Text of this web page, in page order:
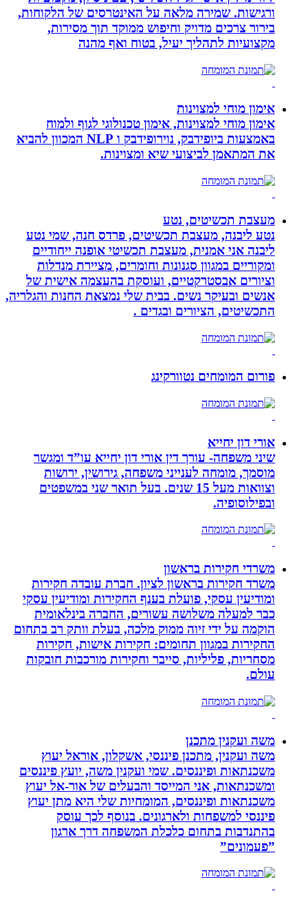
ורגישות. שמירה מלאה על האינטרסים של הלקוחות,
בירור צרכים מדויק וחיפוש ממוקד תוך מסירות,
מקצועיות לתהליך יעיל, בטוח ואף מהנה
אימון מוחי למצוינות
אימון מוחי למצוינות, אימון טכנולוגי לגוף ולמוח
באמצעות ביופידבק, נוירופידבק ו NLP המכוון להביא
את המתאמן לביצועי שיא ומצוינות.
מעצבת תכשיטים, נטע
נטע ליבנה, מעצבת תכשיטים, פרדס חנה, שמי נטע
ליבנה אני אמנית, מעצבת תכשיטי אופנה ייחודיים
ומקוריים במגוון סגנונות וחומרים, מציירת מנדלות
וציורים אבסטרקטיים, ועוסקת בהעצמה אישית של
אנשים ובעיקר נשים. בבית שלי נמצאת החנות והגלריה,
התכשיטים, הציורים ובגדים .
פורום המומחים נטוורקינג
אורי דון יחייא
שיני משפחה- עורך דין אורי דון יחייא עו”ד ומגשר
מוסמך, מומחה לענייני משפחה, גירושין, ירושות
וצוואות מעל 15 שנים. בעל תואר שני במשפטים
ובפילוסופיה.
משרדי חקירות בראשון
משרד חקירות בראשון לציון. חברת עובדה חקירות
ומודיעין עסקי, פועלת בענף החקירות ומודיעין עסקי
כבר למעלה משלושה עשורים, החברה בינלאומית
הוקמה על ידי זיוה ממוק מלכה, בעלת וותק רב בתחום
החקירות במגוון תחומים: חקירות אישות, חקירות
מסחריות, פליליות, סייבר וחקירות מורכבות חובקות
עולם.
משה ועקנין מתכנן
משה ועקנין, מתכנן פיננסי, אשקלון, אוראל יעוץ
משכנתאות ופיננסים. שמי ועקנין משה, יועץ פיננסים
ומשכנתאות, אני המייסד והבעלים של אור-אל יעוץ
משכנתאות ופיננסים, המומחיות שלי היא מתן יעוץ
פיננסי למשפחות ולארגונים. בנוסף לכך עוסק
בהתנדבות בתחום כלכלת המשפחה דרך ארגון
”פעמונים”